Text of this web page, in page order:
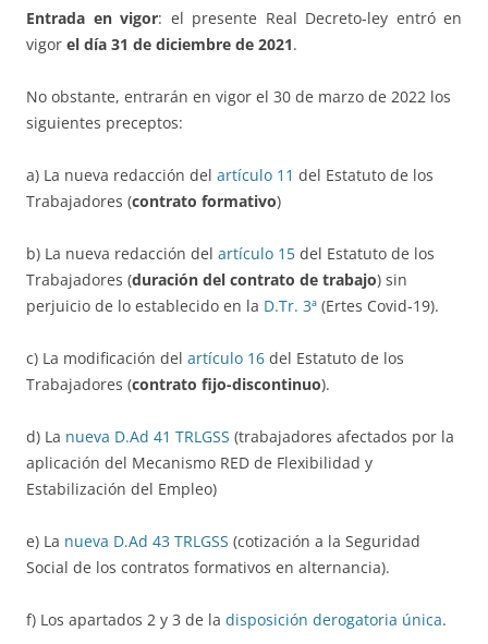
Entrada en vigor: el presente Real Decreto-ley entró en
vigor el día 31 de diciembre de 2021.
No obstante, entrarán en vigor el 30 de marzo de 2022 los
siguientes preceptos:
a) La nueva redacción del artículo 11 del Estatuto de los
Trabajadores (contrato formativo)
b) La nueva redacción del artículo 15 del Estatuto de los
Trabajadores (duración del contrato de trabajo) sin
perjuicio de lo establecido en la D.Tr. 3ª (Ertes Covid-19).
c) La modificación del artículo 16 del Estatuto de los
Trabajadores (contrato fijo-discontinuo).
d) La nueva D.Ad 41 TRLGSS (trabajadores afectados por la
aplicación del Mecanismo RED de Flexibilidad y
Estabilización del Empleo)
e) La nueva D.Ad 43 TRLGSS (cotización a la Seguridad
Social de los contratos formativos en alternancia).
f) Los apartados 2 y 3 de la disposición derogatoria única.